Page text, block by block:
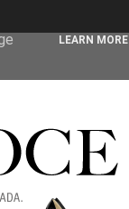
LEARN MORE